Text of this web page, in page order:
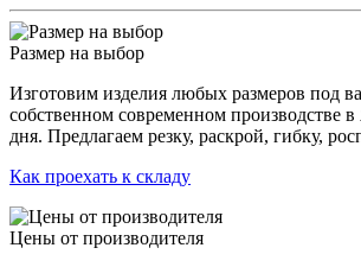
Размер на выбор
Изготовим изделия любых размеров под
собственном современном производстве в
дня. Предлагаем резку, раскрой, гибку,
Как проехать к складу
Цены от производителя